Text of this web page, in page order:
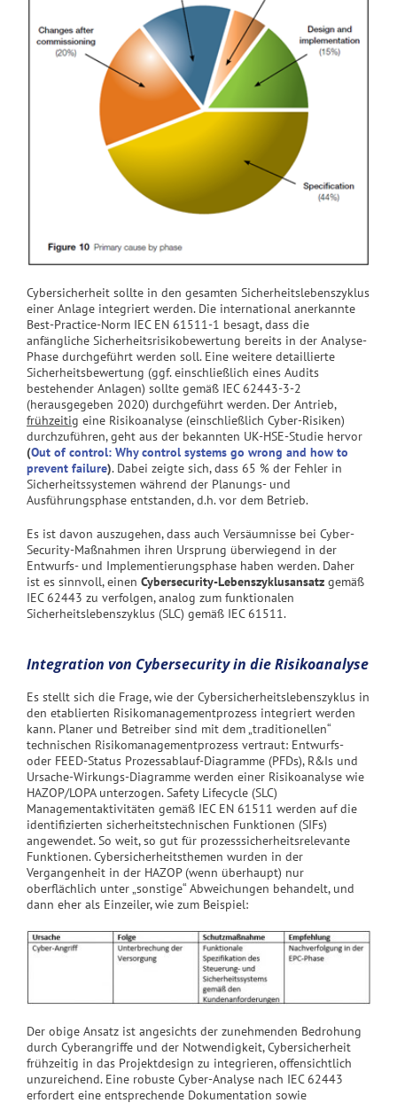
Cybersicherheit sollte in den gesamten Sicherheitslebenszyklus
einer Anlage integriert werden. Die international anerkannte
Best-Practice-Norm IEC EN 61511-1 besagt, dass die
anfängliche Sicherheitsrisikobewertung bereits in der Analyse-
Phase durchgeführt werden soll. Eine weitere detaillierte
Sicherheitsbewertung (ggf. einschließlich eines Audits
bestehender Anlagen) sollte gemäß IEC 62443-3-2
(herausgegeben 2020) durchgeführt werden. Der Antrieb,
frühzeitig eine Risikoanalyse (einschließlich Cyber-Risiken)
durchzuführen, geht aus der bekannten UK-HSE-Studie hervor
(Out of control: Why control systems go wrong and how to
prevent failure). Dabei zeigte sich, dass 65 % der Fehler in
Sicherheitssystemen während der Planungs- und
Ausführungsphase entstanden, d.h. vor dem Betrieb.
Es ist davon auszugehen, dass auch Versäumnisse bei Cyber-
Security-Maßnahmen ihren Ursprung überwiegend in der
Entwurfs- und Implementierungsphase haben werden. Daher
ist es sinnvoll, einen Cybersecurity-Lebenszyklusansatz gemäß
IEC 62443 zu verfolgen, analog zum funktionalen
Sicherheitslebenszyklus (SLC) gemäß IEC 61511.
Integration von Cybersecurity in die Risikoanalyse
Es stellt sich die Frage, wie der Cybersicherheitslebenszyklus in
den etablierten Risikomanagementprozess integriert werden
kann. Planer und Betreiber sind mit dem „traditionellen“
technischen Risikomanagementprozess vertraut: Entwurfs-
oder FEED-Status Prozessablauf-Diagramme (PFDs), R&Is und
Ursache-Wirkungs-Diagramme werden einer Risikoanalyse wie
HAZOP/LOPA unterzogen. Safety Lifecycle (SLC)
Managementaktivitäten gemäß IEC EN 61511 werden auf die
identifizierten sicherheitstechnischen Funktionen (SIFs)
angewendet. So weit, so gut für prozesssicherheitsrelevante
Funktionen. Cybersicherheitsthemen wurden in der
Vergangenheit in der HAZOP (wenn überhaupt) nur
oberflächlich unter „sonstige“ Abweichungen behandelt, und
dann eher als Einzeiler, wie zum Beispiel:
Der obige Ansatz ist angesichts der zunehmenden Bedrohung
durch Cyberangriffe und der Notwendigkeit, Cybersicherheit
frühzeitig in das Projektdesign zu integrieren, offensichtlich
unzureichend. Eine robuste Cyber-Analyse nach IEC 62443
erfordert eine entsprechende Dokumentation sowie